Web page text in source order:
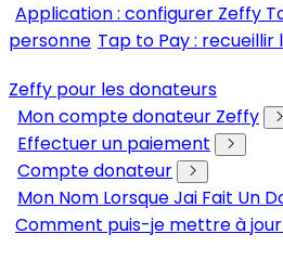
Application : configurer Zeffy
personne Tap to Pay :
Zeffy pour les donateurs
Mon compte donateur Zeffy
Effectuer un paiement
Compte donateur
Mon Nom Lorsque Jai Fait Un
Comment puis-je mettre à